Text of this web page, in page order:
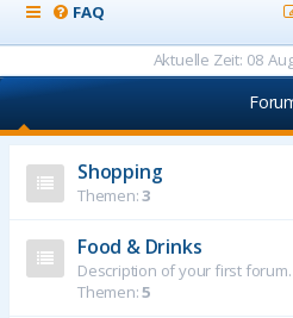
FAQ
Aktuelle Zeit: 08
Shopping
Themen:3
Food & Drinks
Description of your first forum.
Themen:5